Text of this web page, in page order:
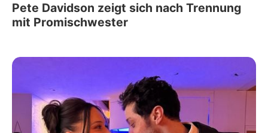
Pete Davidson zeigt sich nach Trennung
mit Promischwester